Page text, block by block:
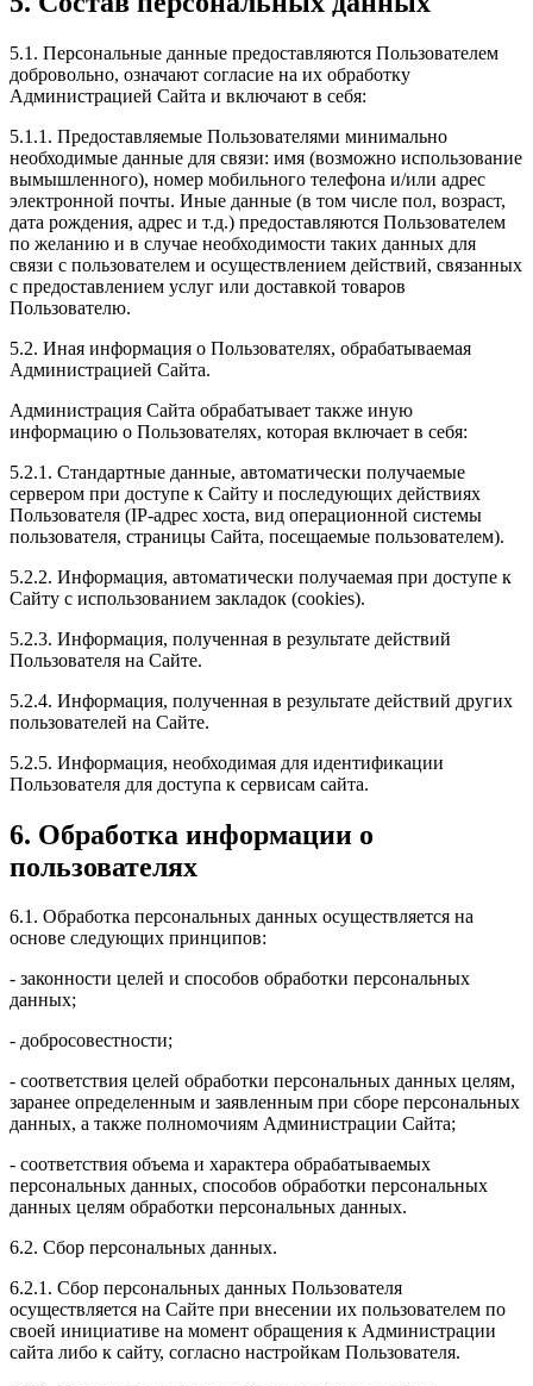
5.1. Персональные данные предоставляются Пользователем
добровольно, означают согласие на их обработку
Администрацией Сайта и включают в себя:
5.1.1. Предоставляемые Пользователями минимально
необходимые данные для связи: имя (возможно использование
вымышленного), номер мобильного телефона и/или адрес
электронной почты. Иные данные (в том числе пол, возраст,
дата рождения, адрес и т.д.) предоставляются Пользователем
по желанию и в случае необходимости таких данных для
связи с пользователем и осуществлением действий, связанных
с предоставлением услуг или доставкой товаров
Пользователю.
5.2. Иная информация о Пользователях, обрабатываемая
Администрацией Сайта.
Администрация Сайта обрабатывает также иную
информацию о Пользователях, которая включает в себя:
5.2.1. Стандартные данные, автоматически получаемые
сервером при доступе к Сайту и последующих действиях
Пользователя (IP-адрес хоста, вид операционной системы
пользователя, страницы Сайта, посещаемые пользователем).
5.2.2. Информация, автоматически получаемая при доступе к
Сайту с использованием закладок (cookies).
5.2.3. Информация, полученная в результате действий
Пользователя на Сайте.
5.2.4. Информация, полученная в результате действий других
пользователей на Сайте.
5.2.5. Информация, необходимая для идентификации
Пользователя для доступа к сервисам сайта.
6. Обработка информации о
пользователях
6.1. Обработка персональных данных осуществляется на
основе следующих принципов:
- законности целей и способов обработки персональных
данных;
- добросовестности;
- соответствия целей обработки персональных данных целям,
заранее определенным и заявленным при сборе персональных
данных, а также полномочиям Администрации Сайта;
- соответствия объема и характера обрабатываемых
персональных данных, способов обработки персональных
данных целям обработки персональных данных.
6.2. Сбор персональных данных.
6.2.1. Сбор персональных данных Пользователя
осуществляется на Сайте при внесении их пользователем по
своей инициативе на момент обращения к Администрации
сайта либо к сайту, согласно настройкам Пользователя.